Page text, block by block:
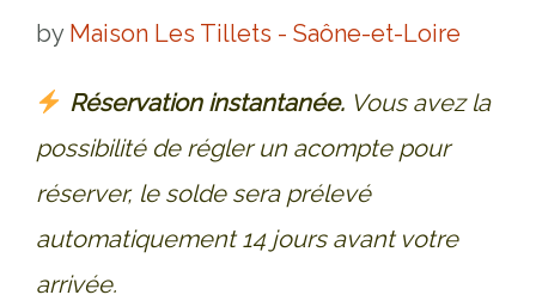
by Maison Les Tillets - Saône-et-Loire
Réservation instantanée. Vous avez la
possibilité de régler un acompte pour
réserver, le solde sera prélevé
automatiquement 14 jours avant votre
arrivée.